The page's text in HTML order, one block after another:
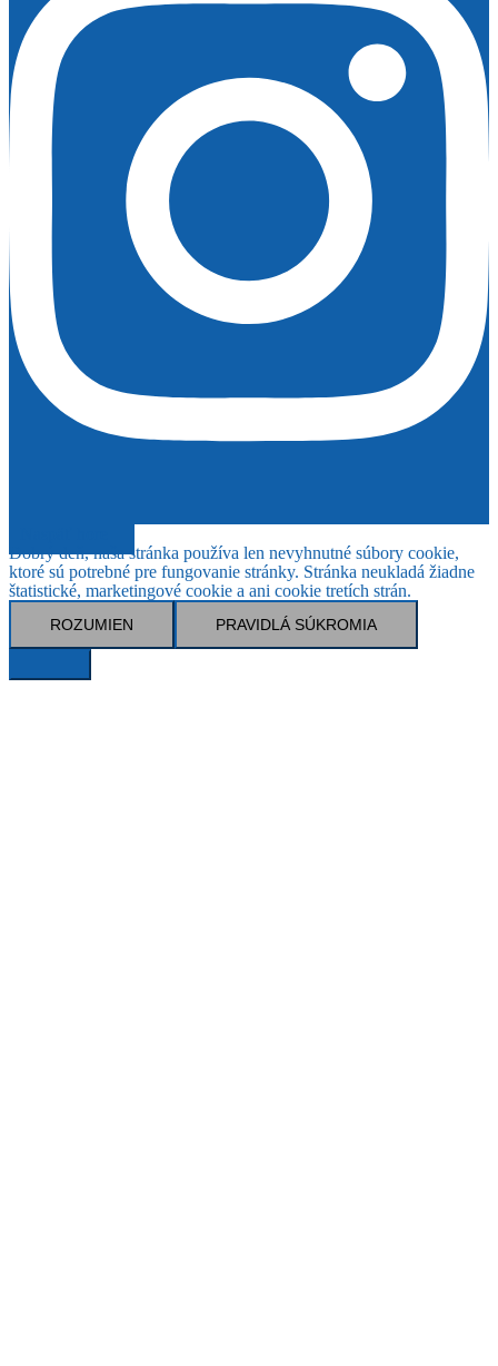
Dobrý deň, naša stránka používa len nevyhnutné súbory cookie,
ktoré sú potrebné pre fungovanie stránky. Stránka neukladá žiadne
štatistické, marketingové cookie a ani cookie tretích strán.
ROZUMIEN PRAVIDLÁ SÚKROMIA